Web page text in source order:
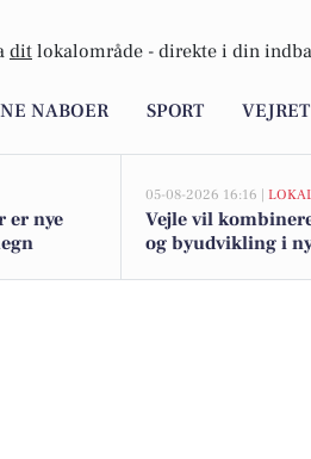
dit lokalområde - direkte i din
NABOER SPORT VEJRET
er nye
05-08-2026 16:16 |
Vejle vil
og byudvikling i